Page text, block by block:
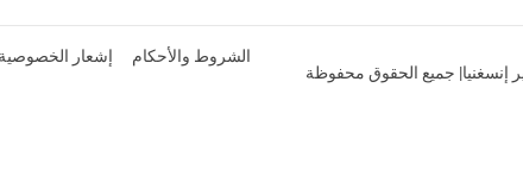
الشروط والأحكام إشعار الخصوصية